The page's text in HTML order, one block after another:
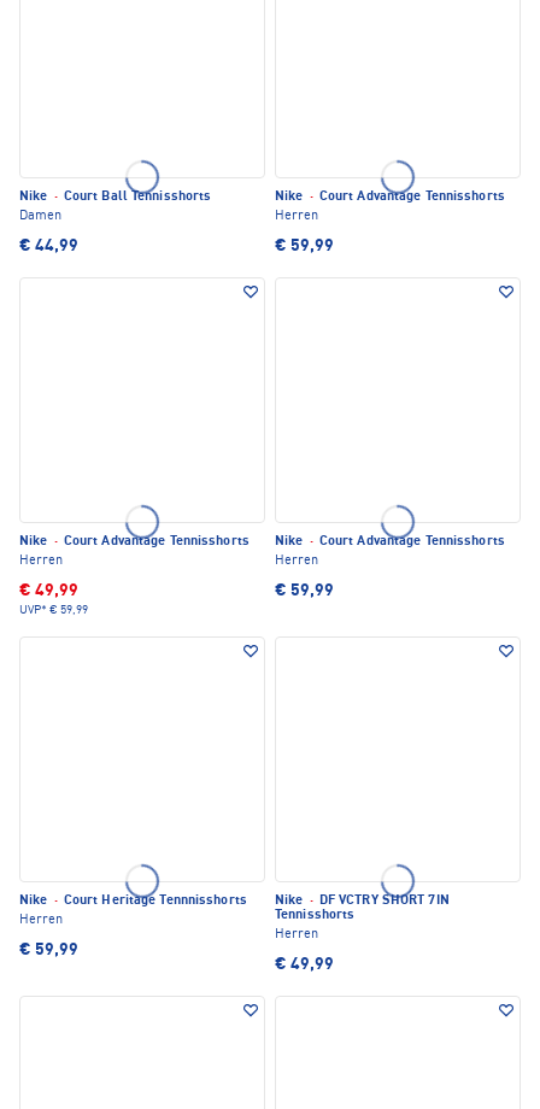
Nike · Court Ball Tennisshorts
Damen
€ 44,99
Nike · Court Advantage Tennisshorts
Herren
€ 59,99
Nike · Court Advantage Tennisshorts
Herren
€ 49,99
UVP* € 59,99
Nike · Court Advantage Tennisshorts
Herren
€ 59,99
Nike · Court Heritage Tennnisshorts
Herren
€ 59,99
Nike · DF VCTRY SHORT 7IN
Tennisshorts
Herren
€ 49,99